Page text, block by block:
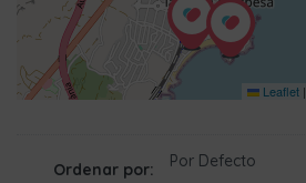
Leaflet |
Ordenar por: Por Defecto